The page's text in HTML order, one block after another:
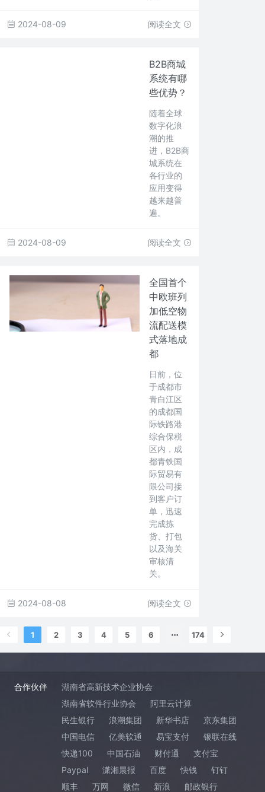
2024-08-09 阅读全文
B2B商城
系统有哪
些优势？
随着全球
数字化浪
潮的推
进，B2B商
城系统在
各行业的
应用变得
越来越普
遍。
2024-08-09 阅读全文
全国首个
中欧班列
加低空物
流配送模
式落地成
都
日前，位
于成都市
青白江区
的成都国
际铁路港
综合保税
区内，成
都青铁国
际贸易有
限公司接
到客户订
单，迅速
完成拣
货、打包
以及海关
审核清
关。
2024-08-08 阅读全文
1 2 3 4 5 6 174
合作伙伴
湖南省高新技术企业协会
湖南省软件行业协会
阿里云计算
民生银行
浪潮集团 新华书店
京东集团
中国电信
亿美软通 易宝支付
银联在线
快递100
中国石油 财付通
支付宝
Paypal
潇湘晨报 百度 快钱
钉钉
顺丰
万网 微信 新浪
邮政银行